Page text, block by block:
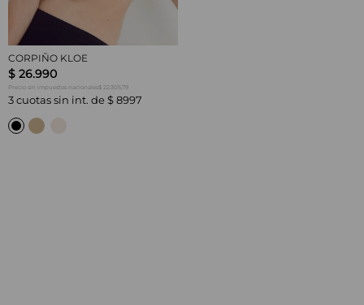
CORPIÑO KLOE
$ 26.990
Precio sin impuestos nacionales$ 22.305,79
3 cuotas sin int. de $ 8997